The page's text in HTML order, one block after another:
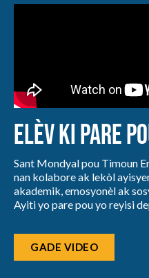
Elèv ki pare
Sant Mondyal pou Timoun
nan kolabore ak lekòl
akademik, emosyonèl ak
Ayiti yo pare pou yo reyisi
GADE VIDEO